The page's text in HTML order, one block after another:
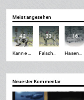
Meist angesehen
:default=`
42
Kanne & Lolli im Garten :default=`
33
Falsches Ferd :default=`
16
Hasengeburtstag
Neuester Kommentar